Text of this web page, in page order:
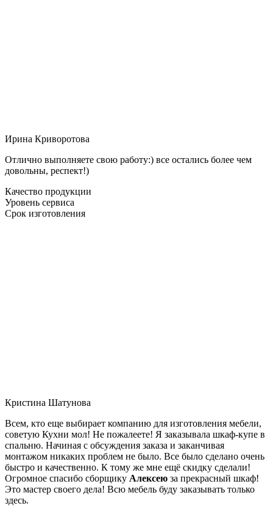
Ирина Криворотова
Отлично выполняете свою работу:) все остались более чем
довольны, респект!)
Качество продукции
Уровень сервиса
Срок изготовления
Кристина Шатунова
Всем, кто еще выбирает компанию для изготовления мебели,
советую Кухни мол! Не пожалеете! Я заказывала шкаф-купе в
спальню. Начиная с обсуждения заказа и заканчивая
монтажом никаких проблем не было. Все было сделано очень
быстро и качественно. К тому же мне ещё скидку сделали!
Огромное спасибо сборщику Алексею за прекрасный шкаф!
Это мастер своего дела! Всю мебель буду заказывать только
здесь.